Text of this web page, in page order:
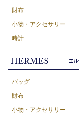
財布
小物・アクセサリー
時計
バッグ
財布
小物・アクセサリー